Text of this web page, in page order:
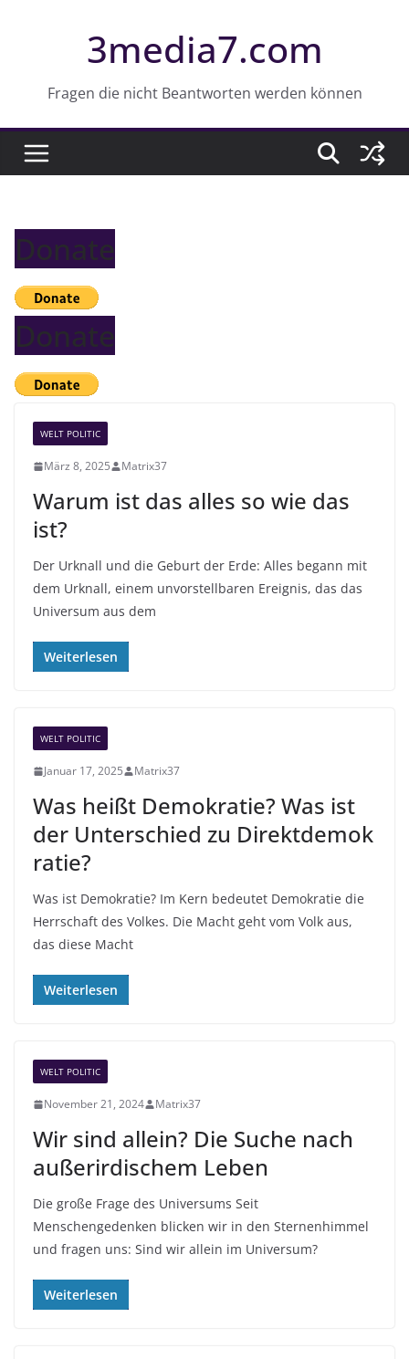
3media7.com
Fragen die nicht Beantworten werden können
Donate
Donate
WELT POLITIC
März 8, 2025 Matrix37
Warum ist das alles so wie das
ist?
Der Urknall und die Geburt der Erde: Alles begann mit
dem Urknall, einem unvorstellbaren Ereignis, das das
Universum aus dem
Weiterlesen
WELT POLITIC
Januar 17, 2025 Matrix37
Was heißt Demokratie? Was ist
der Unterschied zu Direktdemok
ratie?
Was ist Demokratie? Im Kern bedeutet Demokratie die
Herrschaft des Volkes. Die Macht geht vom Volk aus,
das diese Macht
Weiterlesen
WELT POLITIC
November 21, 2024 Matrix37
Wir sind allein? Die Suche nach
außerirdischem Leben
Die große Frage des Universums Seit
Menschengedenken blicken wir in den Sternenhimmel
und fragen uns: Sind wir allein im Universum?
Weiterlesen